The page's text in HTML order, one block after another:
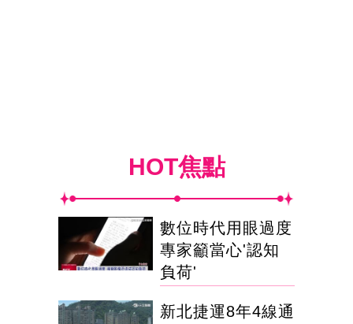
HOT焦點
數位時代用眼過度
專家籲當心'認知
負荷'
新北捷運8年4線通